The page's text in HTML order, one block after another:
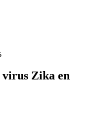
virus Zika en